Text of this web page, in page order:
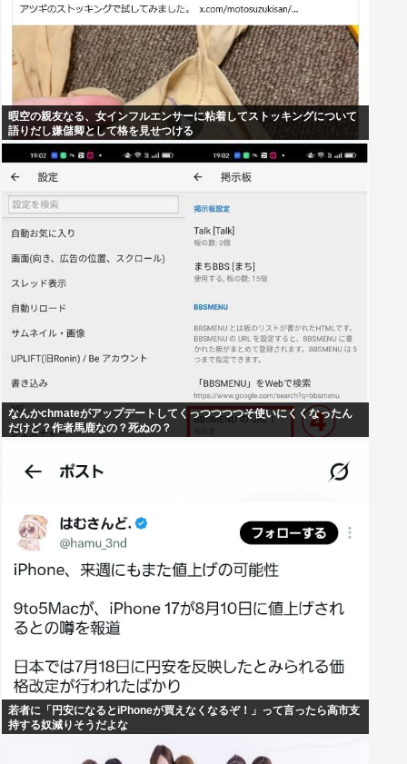
暇空の親友なる、女インフルエンサーに粘着してストッキングについて
語りだし嫌儲卿として格を見せつける
なんかchmateがアップデートしてくっつつつつそ使いにくくなったん
だけど？作者馬鹿なの？死ぬの？
若者に「円安になるとiPhoneが買えなくなるぞ！」って言ったら高市支
持する奴減りそうだよな